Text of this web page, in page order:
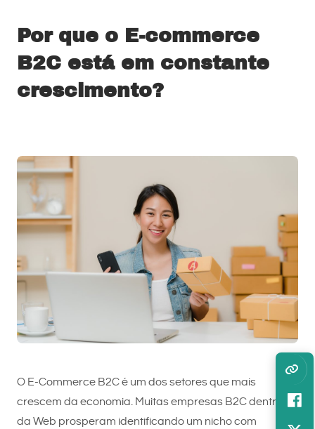
Por que o E-commerce
B2C está em constante
crescimento?
O E-Commerce B2C é um dos setores que mais
crescem da economia. Muitas empresas B2C dentro
da Web prosperam identificando um nicho com